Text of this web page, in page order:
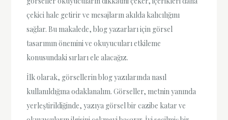
çekici hale getirir ve mesajların akılda kalıcılığını
sağlar. Bu makalede, blog yazarları için görsel
tasarımın önemini ve okuyucuları etkileme
konusundaki sırları ele alacağız.
İlk olarak, görsellerin blog yazılarında nasıl
kullanıldığına odaklanalım. Görseller, metnin yanında
yerleştirildiğinde, yazıya görsel bir cazibe katar ve